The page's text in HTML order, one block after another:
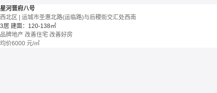
星河晋府八号
西北区 | 运城市圣惠北路(运临路)与后稷街交汇处西南
3居 建面：120-138㎡
品牌地产 改善住宅 改善好房
均价6000 元/㎡